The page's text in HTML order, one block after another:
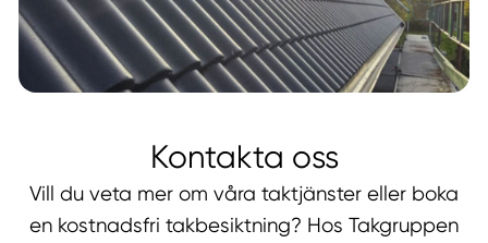
Kontakta oss
Vill du veta mer om våra taktjänster eller boka
en kostnadsfri takbesiktning? Hos Takgruppen